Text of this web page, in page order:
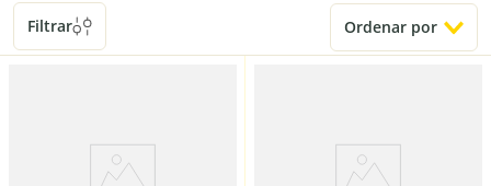
Filtrar Ordenar por